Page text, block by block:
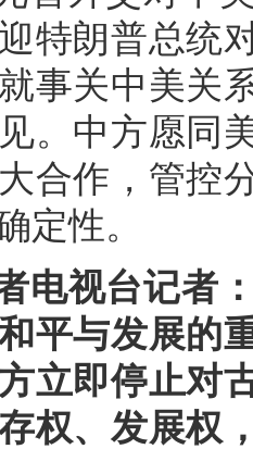
特朗普总统
事关中美关
。中方愿同
合作，管控
定性。
电视台记者
平与发展的
立即停止对
权、发展权